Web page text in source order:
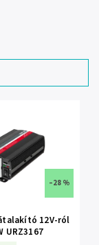
–28 %
12V-ról
URZ3167